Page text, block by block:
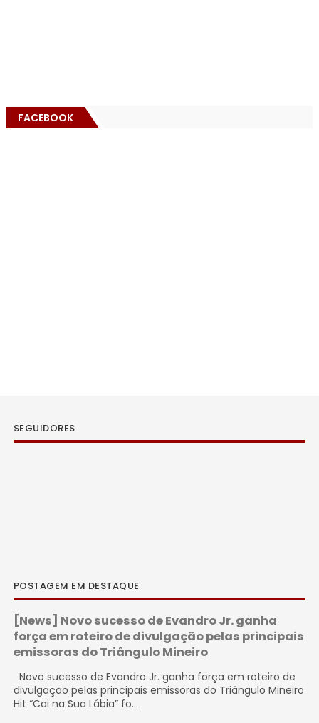
FACEBOOK
SEGUIDORES
POSTAGEM EM DESTAQUE
[News] Novo sucesso de Evandro Jr. ganha
força em roteiro de divulgação pelas principais
emissoras do Triângulo Mineiro
Novo sucesso de Evandro Jr. ganha força em roteiro de
divulgação pelas principais emissoras do Triângulo Mineiro
Hit “Cai na Sua Lábia” fo...